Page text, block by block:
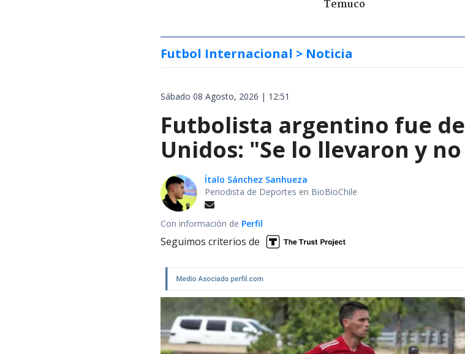
Temuco
Futbol Internacional > Noticia
Sábado 08 Agosto, 2026 | 12:51
Futbolista argentino fue
Unidos: "Se lo llevaron y
Ítalo Sánchez Sanhueza
Periodista de Deportes en BioBioChile
Con información de Perfil
Seguimos criterios de